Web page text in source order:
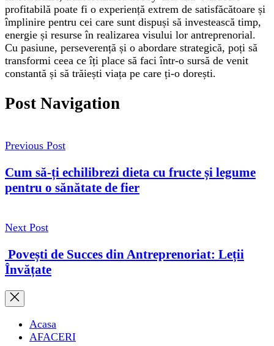
profitabilă poate fi o experiență extrem de satisfăcătoare și
împlinire pentru cei care sunt dispuși să investească timp,
energie și resurse în realizarea visului lor antreprenorial.
Cu pasiune, perseverență și o abordare strategică, poți să
transformi ceea ce îți place să faci într-o sursă de venit
constantă și să trăiești viața pe care ți-o dorești.
Post Navigation
Previous Post
Cum să-ți echilibrezi dieta cu fructe și legume
pentru o sănătate de fier
Next Post
Povești de Succes din Antreprenoriat: Leții
Învățate
Acasa
AFACERI